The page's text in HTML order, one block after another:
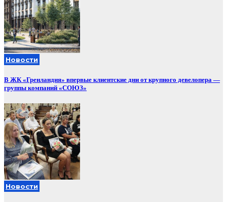
Новости
В ЖК «Гренландия» впервые клиентские дни от крупного девелопера —
группы компаний «СОЮЗ»
Новости